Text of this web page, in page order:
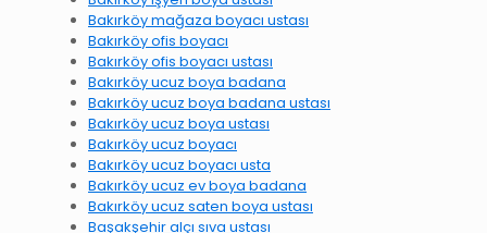
Bakırköy mağaza boyacı ustası
Bakırköy ofis boyacı
Bakırköy ofis boyacı ustası
Bakırköy ucuz boya badana
Bakırköy ucuz boya badana ustası
Bakırköy ucuz boya ustası
Bakırköy ucuz boyacı
Bakırköy ucuz boyacı usta
Bakırköy ucuz ev boya badana
Bakırköy ucuz saten boya ustası
Başakşehir alçı sıva ustası